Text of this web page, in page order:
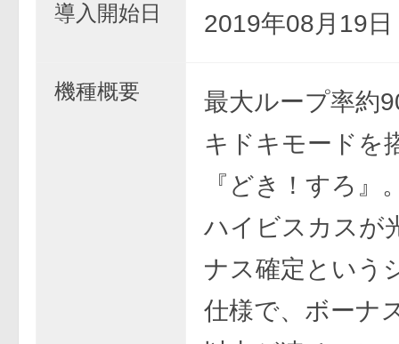
導入開始日 2019年08月19日
機種概要
最大ループ率約
キドキモードを
『どき！すろ』
ハイビスカスが
ナス確定という
仕様で、ボーナ